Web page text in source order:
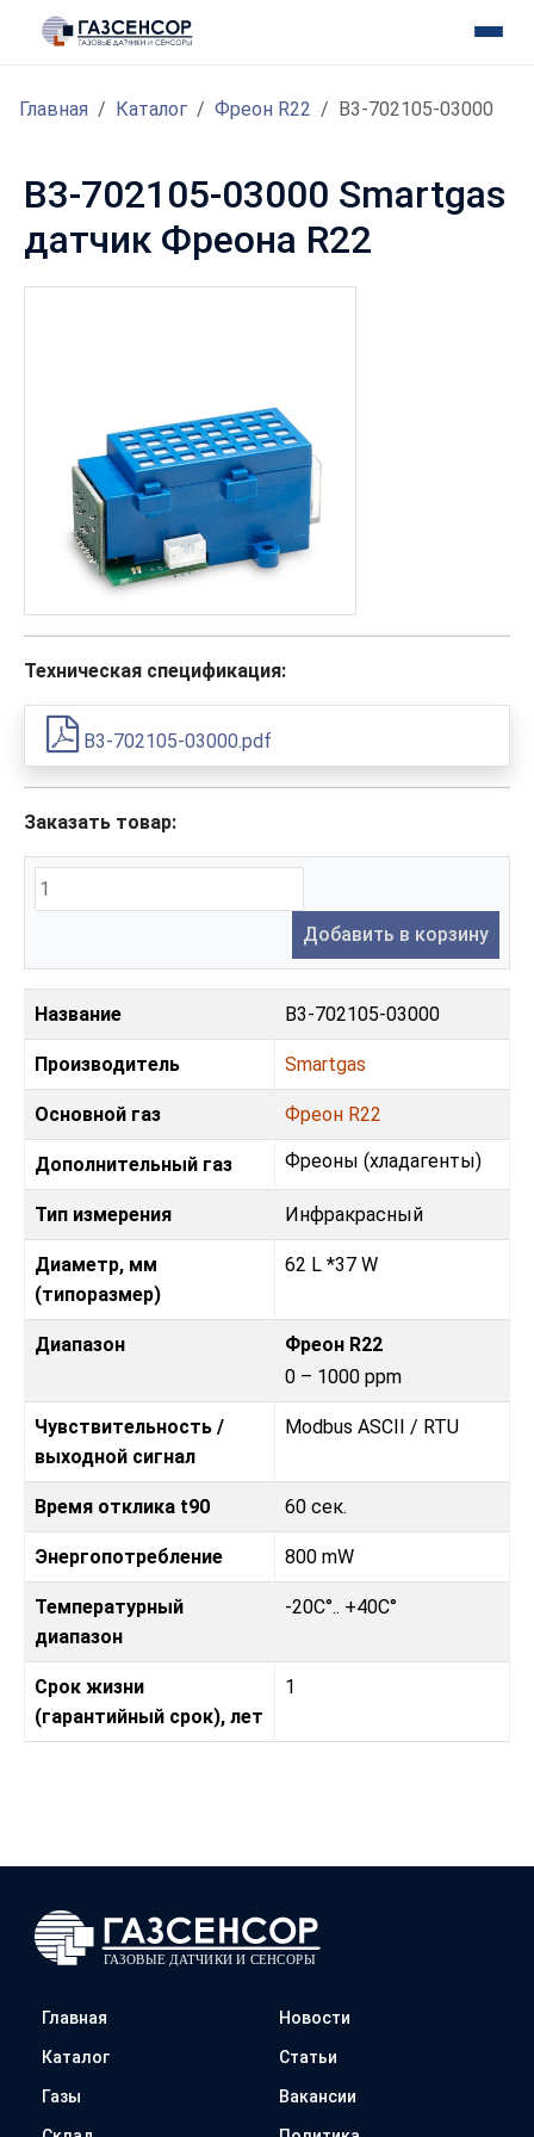
Главная Каталог Фреон R22 B3-702105-03000
B3-702105-03000 Smartgas
датчик Фреона R22
Техническая спецификация:
B3-702105-03000.pdf
Заказать товар:
Добавить в корзину
Название B3-702105-03000
Производитель Smartgas
Основной газ Фреон R22
Дополнительный газ Фреoны (хладагенты)
Тип измерения Инфракрасный
Диаметр, мм
(типоразмер)
62 L *37 W
Диапазон
Фреон R22
0 – 1000 ppm
Чувствительность /
выходной сигнал
Modbus ASCII / RTU
Время отклика t90 60 сек.
Энергопотребление 800 mW
Температурный
диапазон
-20C°.. +40C°
Срок жизни
(гарантийный срок), лет
1
Главная
Каталог
Газы
Новости
Статьи
Вакансии